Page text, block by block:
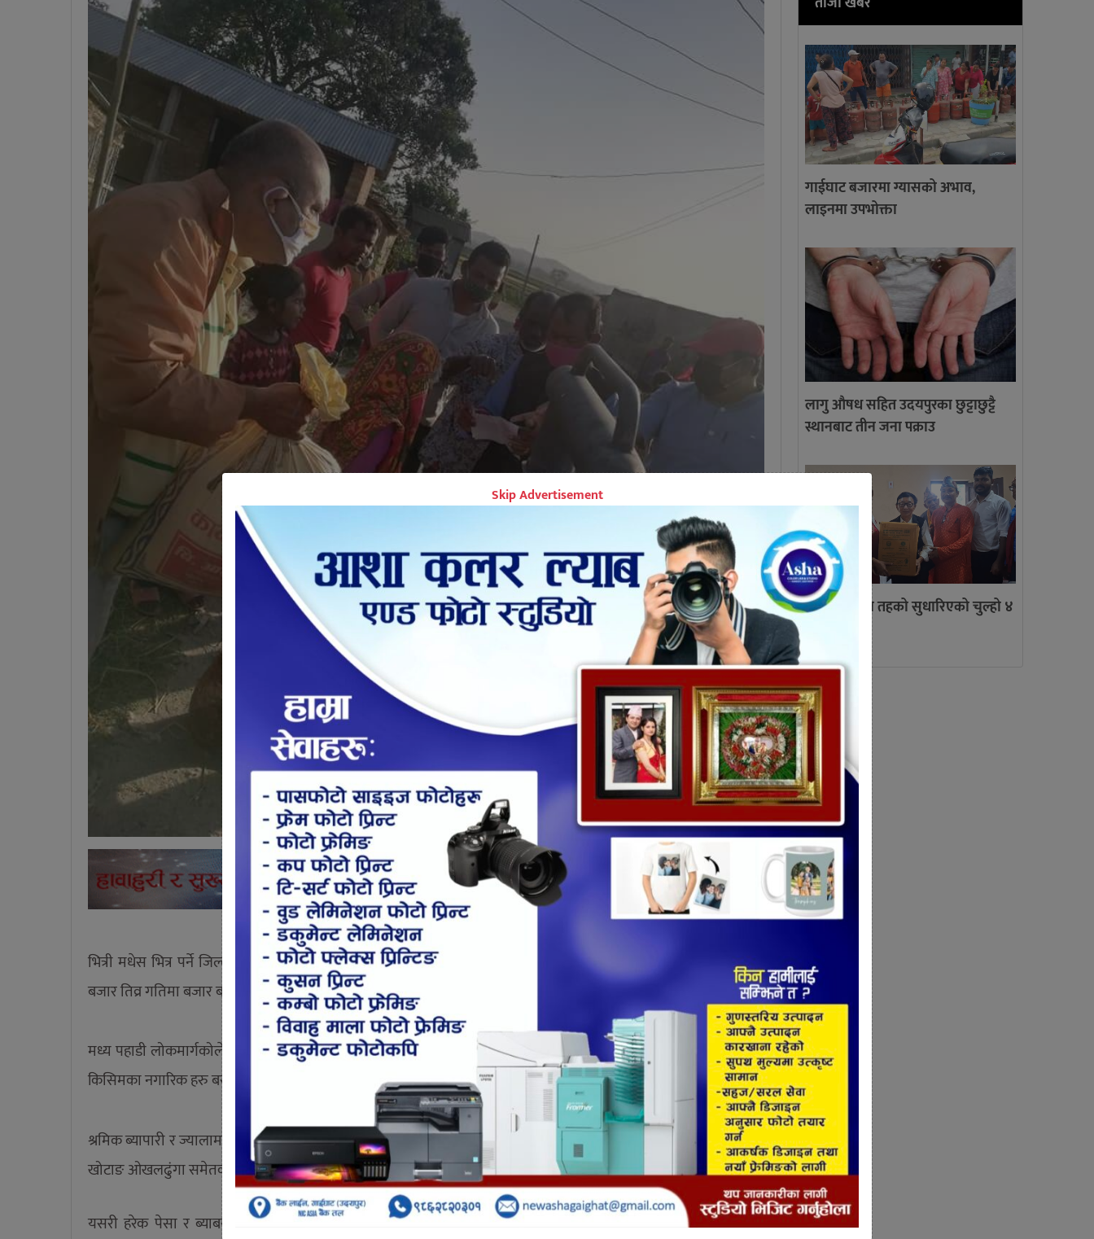
10200 Shares
भित्री मधेस भित्र पर्ने जिल्ला हो उदयपुर। चारै तिर पहाडले घेरेको सदरमुकाम समेत रहेको त्रियुगा नगरपालिका भित्र पर्ने गाईघाट
बजार तिव्र गतिमा बजार बढ्दै गएको क्षेत्र हो।
मध्य पहाडी लोकमार्गकोले भेट्ने रमणीय उपत्यका पहाडी जिल्ला खोटांङ ओखलढुङ्गाको समेत व्यापारिक हब भएका कारण यहा सबै
किसिमका नगारिक हरु बसोबास गर्दछन।
श्रमिक ब्यापारी र ज्यालामजदुरी गरि खाने देखि कृषक समेत यस नगरमा पाइन्छन। उच्च शिक्षाको उचित ब्यावस्था भएका कारण यहा
खोटाङ ओखलढुंगा समेतका बिद्यार्थी पठनपाठनका लागि आउने गर्छन।
यसरी हरेक पेसा र ब्याबसाय गरेर बसेको शहरमा अहिलेको बिपतिले ठुलो क्षेति पुर्याएको छ। विश्वमा आतंकमचाएको कोरोना
गाईघाट बजारमा ग्यासको अभाव,
लाइनमा उपभोक्ता
लागु औषध सहित उदयपुरका छुट्टाछुट्टै
स्थानबाट तीन जना पक्राउ
त्रियुगामा तिन तहको सुधारिएको चुल्हो ४
Skip Advertisement